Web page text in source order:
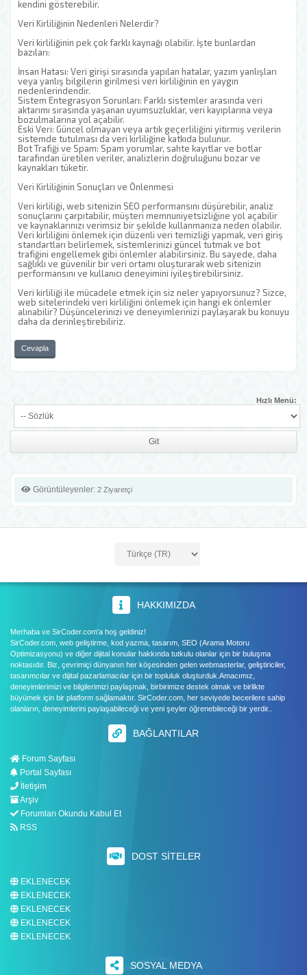
kendini gösterebilir.
Veri Kirliliğinin Nedenleri Nelerdir?
Veri kirliliğinin pek çok farklı kaynağı olabilir. İşte bunlardan
bazıları:
İnsan Hatası: Veri girişi sırasında yapılan hatalar, yazım yanlışları
veya yanlış bilgilerin girilmesi veri kirliliğinin en yaygın
nedenlerindendir.
Sistem Entegrasyon Sorunları: Farklı sistemler arasında veri
aktarımı sırasında yaşanan uyumsuzluklar, veri kayıplarına veya
bozulmalarına yol açabilir.
Eski Veri: Güncel olmayan veya artık geçerliliğini yitirmiş verilerin
sistemde tutulması da veri kirliliğine katkıda bulunur.
Bot Trafiği ve Spam: Spam yorumlar, sahte kayıtlar ve botlar
tarafından üretilen veriler, analizlerin doğruluğunu bozar ve
kaynakları tüketir.
Veri Kirliliğinin Sonuçları ve Önlenmesi
Veri kirliliği, web sitenizin SEO performansını düşürebilir, analiz
sonuçlarını çarpıtabilir, müşteri memnuniyetsizliğine yol açabilir
ve kaynaklarınızı verimsiz bir şekilde kullanmanıza neden olabilir.
Veri kirliliğini önlemek için düzenli veri temizliği yapmak, veri giriş
standartları belirlemek, sistemlerinizi güncel tutmak ve bot
trafiğini engellemek gibi önlemler alabilirsiniz. Bu sayede, daha
sağlıklı ve güvenilir bir veri ortamı oluşturarak web sitenizin
performansını ve kullanıcı deneyimini iyileştirebilirsiniz.
Veri kirliliği ile mücadele etmek için siz neler yapıyorsunuz? Sizce,
web sitelerindeki veri kirliliğini önlemek için hangi ek önlemler
alınabilir? Düşüncelerinizi ve deneyimlerinizi paylaşarak bu konuyu
daha da derinleştirebiliriz.
Cevapla
Hızlı Menü:
Görüntüleyenler: 2 Ziyaretçi
HAKKIMIZDA
Merhaba ve SirCoder.com'a hoş geldiniz!
SirCoder.com, web geliştirme, kod yazma, tasarım, SEO (Arama Motoru
Optimizasyonu) ve diğer dijital konular hakkında tutkulu olanlar için bir buluşma
noktasıdır. Biz, çevrimiçi dünyanın her köşesinden gelen webmasterlar, geliştiriciler,
tasarımcılar ve dijital pazarlamacılar için bir topluluk oluşturduk.Amacımız,
deneyimlerimizi ve bilgilerimizi paylaşmak, birbirimize destek olmak ve birlikte
büyümek için bir platform sağlamaktır. SirCoder.com, her seviyede becerilere sahip
olanların, deneyimlerini paylaşabileceği ve yeni şeyler öğrenebileceği bir yerdir..
BAĞLANTILAR
Forum Sayfası
Portal Sayfası
İletişim
Arşiv
Forumları Okundu Kabul Et
RSS
DOST SITELER
EKLENECEK
EKLENECEK
EKLENECEK
EKLENECEK
EKLENECEK
SOSYAL MEDYA